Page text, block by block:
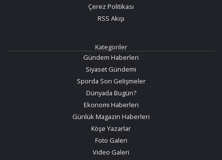
Çerez Politikası
RSS Akışı
Kategoriler
Gündem Haberleri
Siyaset Gündemi
Sporda Son Gelişmeler
Dünyada Bugün?
Ekonomi Haberleri
Günlük Magazin Haberleri
Köşe Yazarlar
Foto Galeri
Video Galeri